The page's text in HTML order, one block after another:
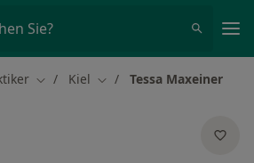
Sie?
Stadt ändern
Kiel Stadt ändern
Tessa Maxeiner